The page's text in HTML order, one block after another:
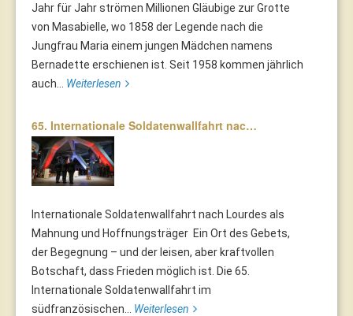
Jahr für Jahr strömen Millionen Gläubige zur Grotte
von Masabielle, wo 1858 der Legende nach die
Jungfrau Maria einem jungen Mädchen namens
Bernadette erschienen ist. Seit 1958 kommen jährlich
auch... Weiterlesen
65. Internationale Soldatenwallfahrt nac…
Internationale Soldatenwallfahrt nach Lourdes als
Mahnung und Hoffnungsträger Ein Ort des Gebets,
der Begegnung – und der leisen, aber kraftvollen
Botschaft, dass Frieden möglich ist. Die 65.
Internationale Soldatenwallfahrt im
südfranzösischen... Weiterlesen